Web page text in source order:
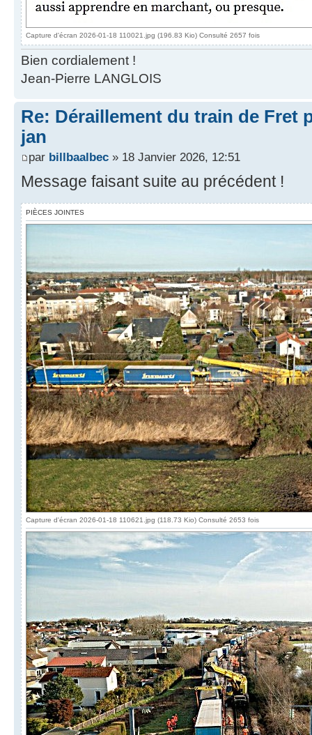
Capture d'écran 2026-01-18 110021.jpg (196.83 Kio) Consulté 2657 fois
Bien cordialement !
Jean-Pierre LANGLOIS
Re: Déraillement du train de Fret
jan
par billbaalbec » 18 Janvier 2026, 12:51
Message faisant suite au précédent !
PIÈCES JOINTES
Capture d'écran 2026-01-18 110621.jpg (118.73 Kio) Consulté 2653 fois